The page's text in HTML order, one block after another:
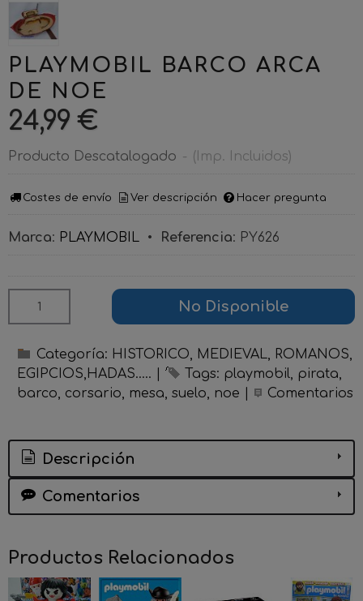
PLAYMOBIL BARCO ARCA
DE NOE
24,99 €
Producto Descatalogado - (Imp. Incluidos)
Costes de envío Ver descripción Hacer pregunta
Marca: PLAYMOBIL • Referencia: PY626
No Disponible
Categoría: HISTORICO, MEDIEVAL, ROMANOS,
EGIPCIOS,HADAS.....
Tags: playmobil
pirata
barco
corsario mesa suelo noe Comentarios
Descripción
Comentarios
Productos Relacionados